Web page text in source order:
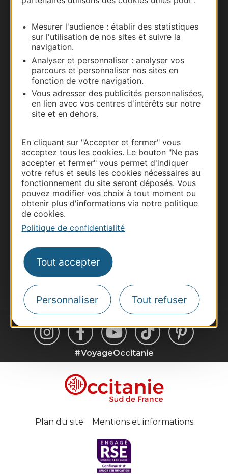
Mesurer l'audience : établir des statistiques
sur l'utilisation de nos sites et suivre la
navigation.
Analyser et personnaliser : analyser vos
parcours et personnaliser nos sites en
fonction de votre navigation.
Vous adresser des publicités personnalisées,
en lien avec vos centres d'intérêts sur notre
site et en dehors.
En cliquant sur "Accepter et fermer" vous
acceptez tous les cookies. Le bouton "Ne pas
accepter et fermer" vous permet d'indiquer
votre refus et seuls les cookies nécessaires au
fonctionnement du site seront déposés. Vous
pouvez modifier vos choix à tout moment ou
obtenir plus d'informations via notre politique
de cookies.
Politique de confidentialité
Tout accepter
Personnaliser Tout refuser
Carte interactive
Documentation
Thermalisme
Business/Mice
Pros d'Occitanie
Site presse et d'influence
Voyagistes
Destination Sport
Destination Occitanie pour recevoir des
suggestions de séjours, de visites et de sorties.
#VoyageOccitanie
Plan du site Mentions et informations